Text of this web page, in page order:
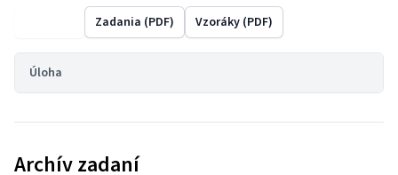
Zadania (PDF) Vzoráky (PDF)
Úloha
Archív zadaní